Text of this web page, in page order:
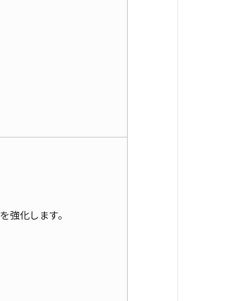
を強化します。